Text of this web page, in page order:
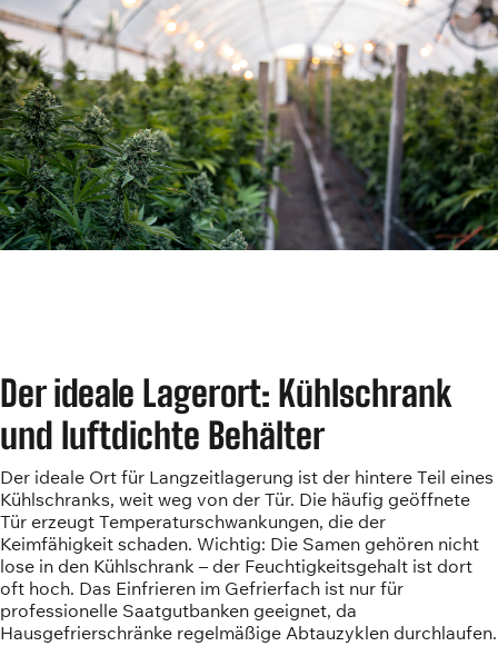
Der ideale Lagerort: Kühlschrank
und luftdichte Behälter
Der ideale Ort für Langzeitlagerung ist der hintere Teil eines
Kühlschranks, weit weg von der Tür. Die häufig geöffnete
Tür erzeugt Temperaturschwankungen, die der
Keimfähigkeit schaden. Wichtig: Die Samen gehören nicht
lose in den Kühlschrank – der Feuchtigkeitsgehalt ist dort
oft hoch. Das Einfrieren im Gefrierfach ist nur für
professionelle Saatgutbanken geeignet, da
Hausgefrierschränke regelmäßige Abtauzyklen durchlaufen.